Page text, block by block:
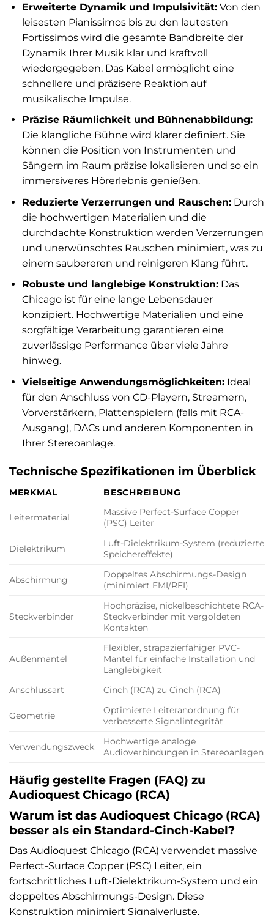
Erweiterte Dynamik und Impulsivität:Von den
leisesten Pianissimos bis zu den lautesten
Fortissimos wird die gesamte Bandbreite der
Dynamik Ihrer Musik klar und kraftvoll
wiedergegeben. Das Kabel ermöglicht eine
schnellere und präzisere Reaktion auf
musikalische Impulse.
Präzise Räumlichkeit und Bühnenabbildung:
Die klangliche Bühne wird klarer definiert. Sie
können die Position von Instrumenten und
Sängern im Raum präzise lokalisieren und so ein
immersiveres Hörerlebnis genießen.
Reduzierte Verzerrungen und Rauschen:Durch
die hochwertigen Materialien und die
durchdachte Konstruktion werden Verzerrungen
und unerwünschtes Rauschen minimiert, was zu
einem saubereren und reinigeren Klang führt.
Robuste und langlebige Konstruktion:Das
Chicago ist für eine lange Lebensdauer
konzipiert. Hochwertige Materialien und eine
sorgfältige Verarbeitung garantieren eine
zuverlässige Performance über viele Jahre
hinweg.
Vielseitige Anwendungsmöglichkeiten:Ideal
für den Anschluss von CD-Playern, Streamern,
Vorverstärkern, Plattenspielern (falls mit RCA-
Ausgang), DACs und anderen Komponenten in
Ihrer Stereoanlage.
Technische Spezifikationen im Überblick
MERKMAL BESCHREIBUNG
Leitermaterial
Massive Perfect-Surface Copper
(PSC) Leiter
Dielektrikum
Luft-Dielektrikum-System (reduzierte
Speichereffekte)
Abschirmung
Doppeltes Abschirmungs-Design
(minimiert EMI/RFI)
Steckverbinder
Hochpräzise, nickelbeschichtete RCA-
Steckverbinder mit vergoldeten
Kontakten
Außenmantel
Flexibler, strapazierfähiger PVC-
Mantel für einfache Installation und
Langlebigkeit
Anschlussart
Cinch (RCA) zu Cinch (RCA)
Geometrie
Optimierte Leiteranordnung für
verbesserte Signalintegrität
Verwendungszweck
Hochwertige analoge
Audioverbindungen in Stereoanlagen
Häufig gestellte Fragen (FAQ) zu
Audioquest Chicago (RCA)
Warum ist das Audioquest Chicago (RCA)
besser als ein Standard-Cinch-Kabel?
Das Audioquest Chicago (RCA) verwendet massive
Perfect-Surface Copper (PSC) Leiter, ein
fortschrittliches Luft-Dielektrikum-System und ein
doppeltes Abschirmungs-Design. Diese
Konstruktion minimiert Signalverluste,